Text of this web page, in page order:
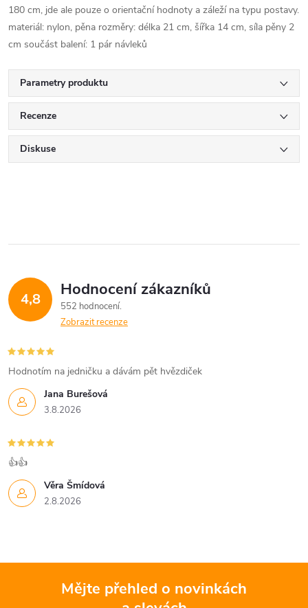
180 cm, jde ale pouze o orientační hodnoty a záleží na typu postavy.
materiál: nylon, pěna rozměry: délka 21 cm, šířka 14 cm, síla pěny 2
cm součást balení: 1 pár návleků
Parametry produktu
Recenze
Diskuse
4,8 Hodnocení zákazníků
552 hodnocení
Zobrazit recenze
Jana Burešová
3.8.2026
Hodnotím na jedničku a dávám pět hvězdiček
Věra Šmídová
2.8.2026
👍👍
Mějte přehled o novinkách